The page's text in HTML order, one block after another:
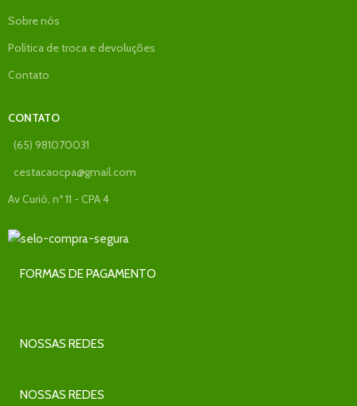
Sobre nós
Política de troca e devoluções
Contato
CONTATO
(65) 981070031
cestacaocpa@gmail.com
Av Curió, nº 11 - CPA 4
FORMAS DE PAGAMENTO
NOSSAS REDES
NOSSAS REDES